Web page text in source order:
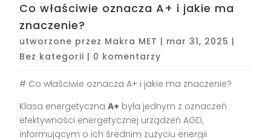
Co właściwie oznacza A+ i jakie ma
znaczenie?
utworzone przez Makra MET | mar 31, 2025 |
Bez kategorii | 0 komentarzy
# Co właściwie oznacza A+ i jakie ma znaczenie?
Klasa energetycznaA+ była jednym z oznaczeń
efektywności energetycznej urządzeń AGD,
informującym o ich średnim zużyciu energii